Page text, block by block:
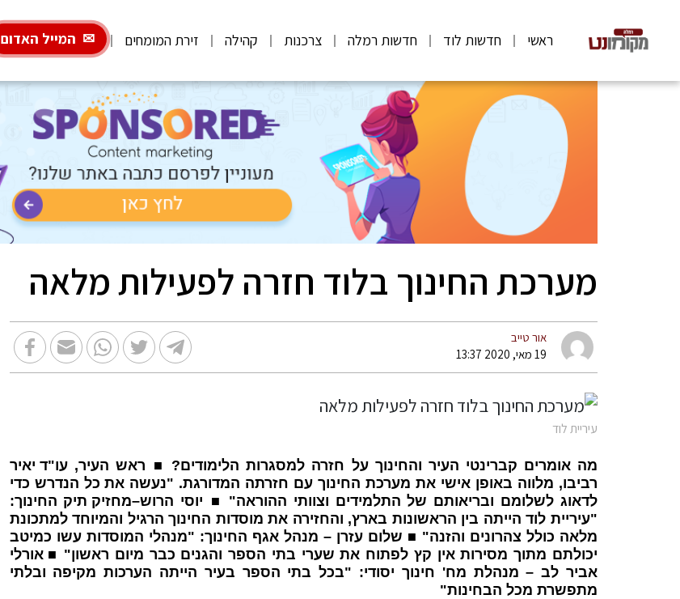
ראשי חדשות לוד חדשות רמלה צרכנות קהילה זירת המומחים המייל האדום
מערכת החינוך בלוד חזרה לפעילות מלאה
אור טייב
19 מאי, 2020 13:37
עיריית לוד
מה אומרים קברינטי העיר והחינוך על חזרה למסגרות הלימודים?
■ ראש העיר,עו"ד יאיר
רביבו, מלווה באופן אישי את מערכת החינוך עם חזרתה המדורגת. "נעשה את כל הנדרש כדי
לדאוג לשלומם ובריאותם של התלמידים וצוותי ההוראה"
■ יוסי הרוש–מחזיק תיק החינוך:
"עיריית לוד הייתה בין הראשונות בארץ, והחזירה את מוסדות החינוך הרגיל והמיוחד למתכונת
מלאה כולל צהרונים והזנה"
■ שלום עזרן – מנהל אגף החינוך:
"מנהלי המוסדות עשו כמיטב
יכולתם מתוך מסירות אין קץ לפתוח את שערי בתי הספר והגנים כבר מיום ראשון"
■ אורלי
אביר לב – מנהלת מח' חינוך יסודי: "בכל בתי הספר בעיר הייתה הערכות מקיפה ובלתי
מתפשרת מכל הבחינות"